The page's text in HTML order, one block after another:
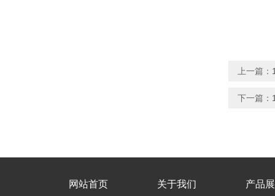
上一篇：
下一篇：
网站首页 关于我们 产品